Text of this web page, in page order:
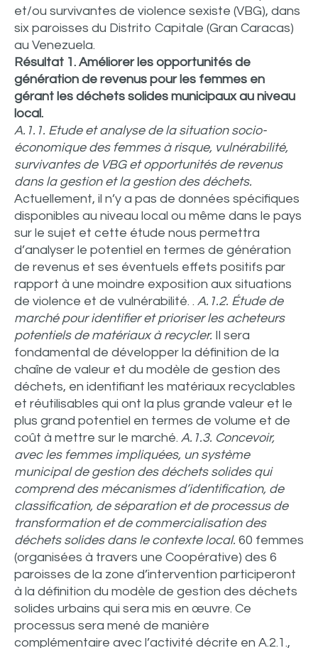
et/ou survivantes de violence sexiste (VBG), dans
six paroisses du Distrito Capitale (Gran Caracas)
au Venezuela.
Résultat 1. Améliorer les opportunités de
génération de revenus pour les femmes en
gérant les déchets solides municipaux au niveau
local.
A.1.1. Etude et analyse de la situation socio-
économique des femmes à risque, vulnérabilité,
survivantes de VBG et opportunités de revenus
dans la gestion et la gestion des déchets.
Actuellement, il n’y a pas de données spécifiques
disponibles au niveau local ou même dans le pays
sur le sujet et cette étude nous permettra
d’analyser le potentiel en termes de génération
de revenus et ses éventuels effets positifs par
rapport à une moindre exposition aux situations
de violence et de vulnérabilité. . A.1.2. Étude de
marché pour identifier et prioriser les acheteurs
potentiels de matériaux à recycler. Il sera
fondamental de développer la définition de la
chaîne de valeur et du modèle de gestion des
déchets, en identifiant les matériaux recyclables
et réutilisables qui ont la plus grande valeur et le
plus grand potentiel en termes de volume et de
coût à mettre sur le marché. A.1.3. Concevoir,
avec les femmes impliquées, un système
municipal de gestion des déchets solides qui
comprend des mécanismes d’identification, de
classification, de séparation et de processus de
transformation et de commercialisation des
déchets solides dans le contexte local. 60 femmes
(organisées à travers une Coopérative) des 6
paroisses de la zone d’intervention participeront
à la définition du modèle de gestion des déchets
solides urbains qui sera mis en œuvre. Ce
processus sera mené de manière
complémentaire avec l’activité décrite en A.2.1.,